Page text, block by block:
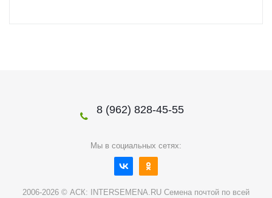
8 (962) 828-45-55
Мы в социальных сетях:
2006-2026 © АСК: INTERSEMENA.RU Семена почтой по всей